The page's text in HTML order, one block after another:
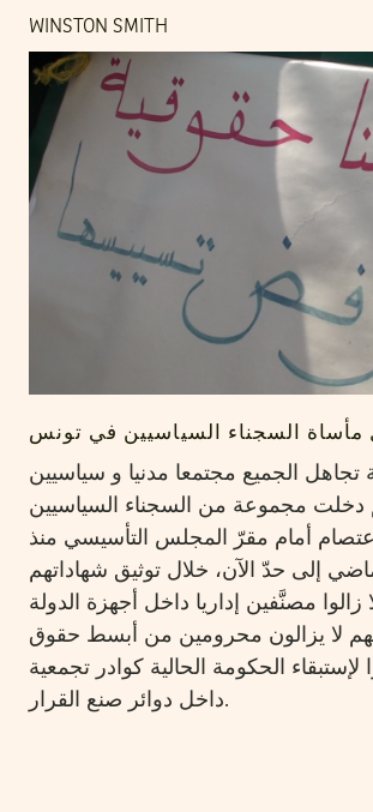
WINSTON SMITH
مأساة السجناء السياسيين في تونس
تجاهل الجميع مجتمعا مدنيا و سياسيين
دخلت مجموعة من السجناء السياسيين
أمام مقرّ المجلس التأسيسي منذ
إلى حدّ الآن، خلال توثيق شهاداتهم
لا زالوا مصنَّفين إداريا داخل أجهزة الدولة
لا يزالون محرومين من أبسط حقوق
لإستبقاء الحكومة الحالية كوادر تجمعية
داخل دوائر صنع القرار.